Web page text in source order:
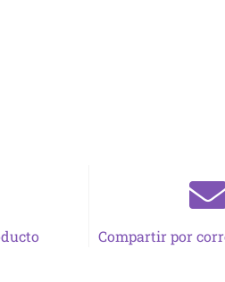
Compartir por